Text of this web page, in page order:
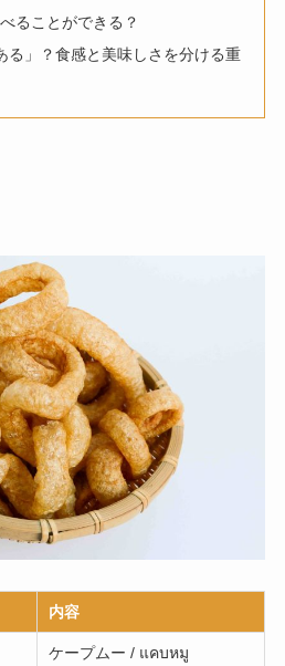
ることができる？
る」？食感と美味しさを分ける重
内容
ケープムー / แคบหมู